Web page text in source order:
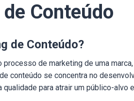
Conteúdo
de Conteúdo?
processo de marketing de uma
conteúdo se concentra no
para atrair um público-alvo